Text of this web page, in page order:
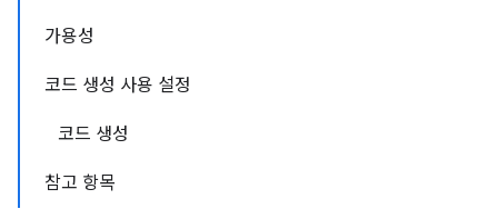
가용성
코드 생성 사용 설정
코드 생성
참고 항목